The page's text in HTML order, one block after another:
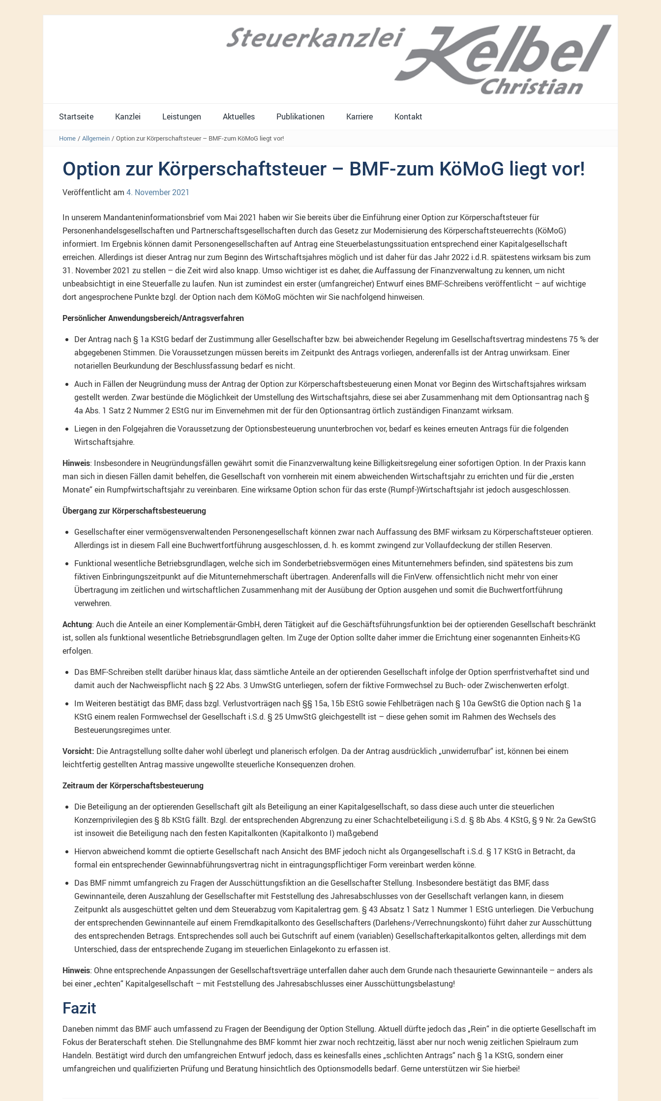
Startseite Kanzlei Leistungen Aktuelles Publikationen Karriere Kontakt
Home / Allgemein / Option zur Körperschaftsteuer – BMF-zum KöMoG liegt vor!
Option zur Körperschaftsteuer – BMF-zum KöMoG liegt vor!
Veröffentlicht am 4. November 2021
In unserem Mandanteninformationsbrief vom Mai 2021 haben wir Sie bereits über die Einführung einer Option zur Körperschaftsteuer für
Personenhandelsgesellschaften und Partnerschaftsgesellschaften durch das Gesetz zur Modernisierung des Körperschaftsteuerrechts (KöMoG)
informiert. Im Ergebnis können damit Personengesellschaften auf Antrag eine Steuerbelastungssituation entsprechend einer Kapitalgesellschaft
erreichen. Allerdings ist dieser Antrag nur zum Beginn des Wirtschaftsjahres möglich und ist daher für das Jahr 2022 i.d.R. spätestens wirksam bis zum
31. November 2021 zu stellen – die Zeit wird also knapp. Umso wichtiger ist es daher, die Auffassung der Finanzverwaltung zu kennen, um nicht
unbeabsichtigt in eine Steuerfalle zu laufen. Nun ist zumindest ein erster (umfangreicher) Entwurf eines BMF-Schreibens veröffentlicht – auf wichtige
dort angesprochene Punkte bzgl. der Option nach dem KöMoG möchten wir Sie nachfolgend hinweisen.
Persönlicher Anwendungsbereich/Antragsverfahren
Der Antrag nach § 1a KStG bedarf der Zustimmung aller Gesellschafter bzw. bei abweichender Regelung im Gesellschaftsvertrag mindestens 75 % der
abgegebenen Stimmen. Die Voraussetzungen müssen bereits im Zeitpunkt des Antrags vorliegen, anderenfalls ist der Antrag unwirksam. Einer
notariellen Beurkundung der Beschlussfassung bedarf es nicht.
Auch in Fällen der Neugründung muss der Antrag der Option zur Körperschaftsbesteuerung einen Monat vor Beginn des Wirtschaftsjahres wirksam
gestellt werden. Zwar bestünde die Möglichkeit der Umstellung des Wirtschaftsjahrs, diese sei aber Zusammenhang mit dem Optionsantrag nach §
4a Abs. 1 Satz 2 Nummer 2 EStG nur im Einvernehmen mit der für den Optionsantrag örtlich zuständigen Finanzamt wirksam.
Liegen in den Folgejahren die Voraussetzung der Optionsbesteuerung ununterbrochen vor, bedarf es keines erneuten Antrags für die folgenden
Wirtschaftsjahre.
Hinweis: Insbesondere in Neugründungsfällen gewährt somit die Finanzverwaltung keine Billigkeitsregelung einer sofortigen Option. In der Praxis kann
man sich in diesen Fällen damit behelfen, die Gesellschaft von vornherein mit einem abweichenden Wirtschaftsjahr zu errichten und für die „ersten
Monate“ ein Rumpfwirtschaftsjahr zu vereinbaren. Eine wirksame Option schon für das erste (Rumpf-)Wirtschaftsjahr ist jedoch ausgeschlossen.
Übergang zur Körperschaftsbesteuerung
Gesellschafter einer vermögensverwaltenden Personengesellschaft können zwar nach Auffassung des BMF wirksam zu Körperschaftsteuer optieren.
Allerdings ist in diesem Fall eine Buchwertfortführung ausgeschlossen, d. h. es kommt zwingend zur Vollaufdeckung der stillen Reserven.
Funktional wesentliche Betriebsgrundlagen, welche sich im Sonderbetriebsvermögen eines Mitunternehmers befinden, sind spätestens bis zum
fiktiven Einbringungszeitpunkt auf die Mitunternehmerschaft übertragen. Anderenfalls will die FinVerw. offensichtlich nicht mehr von einer
Übertragung im zeitlichen und wirtschaftlichen Zusammenhang mit der Ausübung der Option ausgehen und somit die Buchwertfortführung
verwehren.
Achtung: Auch die Anteile an einer Komplementär-GmbH, deren Tätigkeit auf die Geschäftsführungsfunktion bei der optierenden Gesellschaft beschränkt
ist, sollen als funktional wesentliche Betriebsgrundlagen gelten. Im Zuge der Option sollte daher immer die Errichtung einer sogenannten Einheits-KG
erfolgen.
Das BMF-Schreiben stellt darüber hinaus klar, dass sämtliche Anteile an der optierenden Gesellschaft infolge der Option sperrfristverhaftet sind und
damit auch der Nachweispflicht nach § 22 Abs. 3 UmwStG unterliegen, sofern der fiktive Formwechsel zu Buch- oder Zwischenwerten erfolgt.
Im Weiteren bestätigt das BMF, dass bzgl. Verlustvorträgen nach §§ 15a, 15b EStG sowie Fehlbeträgen nach § 10a GewStG die Option nach § 1a
KStG einem realen Formwechsel der Gesellschaft i.S.d. § 25 UmwStG gleichgestellt ist – diese gehen somit im Rahmen des Wechsels des
Besteuerungsregimes unter.
Vorsicht: Die Antragstellung sollte daher wohl überlegt und planerisch erfolgen. Da der Antrag ausdrücklich „unwiderrufbar“ ist, können bei einem
leichtfertig gestellten Antrag massive ungewollte steuerliche Konsequenzen drohen.
Zeitraum der Körperschaftsbesteuerung
Die Beteiligung an der optierenden Gesellschaft gilt als Beteiligung an einer Kapitalgesellschaft, so dass diese auch unter die steuerlichen
Konzernprivilegien des § 8b KStG fällt. Bzgl. der entsprechenden Abgrenzung zu einer Schachtelbeteiligung i.S.d. § 8b Abs. 4 KStG, § 9 Nr. 2a GewStG
ist insoweit die Beteiligung nach den festen Kapitalkonten (Kapitalkonto I) maßgebend
Hiervon abweichend kommt die optierte Gesellschaft nach Ansicht des BMF jedoch nicht als Organgesellschaft i.S.d. § 17 KStG in Betracht, da
formal ein entsprechender Gewinnabführungsvertrag nicht in eintragungspflichtiger Form vereinbart werden könne.
Das BMF nimmt umfangreich zu Fragen der Ausschüttungsfiktion an die Gesellschafter Stellung. Insbesondere bestätigt das BMF, dass
Gewinnanteile, deren Auszahlung der Gesellschafter mit Feststellung des Jahresabschlusses von der Gesellschaft verlangen kann, in diesem
Zeitpunkt als ausgeschüttet gelten und dem Steuerabzug vom Kapitalertrag gem. § 43 Absatz 1 Satz 1 Nummer 1 EStG unterliegen. Die Verbuchung
der entsprechenden Gewinnanteile auf einem Fremdkapitalkonto des Gesellschafters (Darlehens-/Verrechnungskonto) führt daher zur Ausschüttung
des entsprechenden Betrags. Entsprechendes soll auch bei Gutschrift auf einem (variablen) Gesellschafterkapitalkontos gelten, allerdings mit dem
Unterschied, dass der entsprechende Zugang im steuerlichen Einlagekonto zu erfassen ist.
Hinweis: Ohne entsprechende Anpassungen der Gesellschaftsverträge unterfallen daher auch dem Grunde nach thesaurierte Gewinnanteile – anders als
bei einer „echten“ Kapitalgesellschaft – mit Feststellung des Jahresabschlusses einer Ausschüttungsbelastung!
Fazit
Daneben nimmt das BMF auch umfassend zu Fragen der Beendigung der Option Stellung. Aktuell dürfte jedoch das „Rein“ in die optierte Gesellschaft im
Fokus der Beraterschaft stehen. Die Stellungnahme des BMF kommt hier zwar noch rechtzeitig, lässt aber nur noch wenig zeitlichen Spielraum zum
Handeln. Bestätigt wird durch den umfangreichen Entwurf jedoch, dass es keinesfalls eines „schlichten Antrags“ nach § 1a KStG, sondern einer
umfangreichen und qualifizierten Prüfung und Beratung hinsichtlich des Optionsmodells bedarf. Gerne unterstützen wir Sie hierbei!